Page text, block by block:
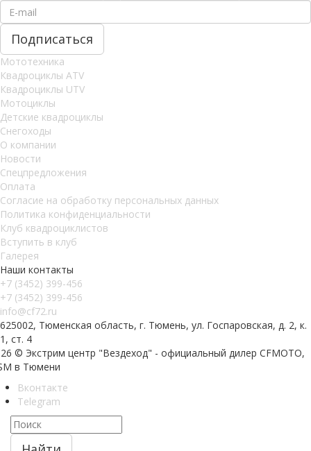
Мототехника
Квадроциклы ATV
Квадроциклы UTV
Мотоциклы
Детские квадроциклы
Снегоходы
О компании
Новости
Спецпредложения
Оплата
Согласие на обработку персональных данных
Политика конфиденциальности
Клуб квадроциклистов
Вступить в клуб
Галерея
Наши контакты
+7 (3452) 399-456
+7 (3452) 399-456
info@cf72.ru
625002, Тюменская область, г. Тюмень, ул. Госпаровская, д. 2, к.
1, ст. 4
© Экстрим центр "Вездеход" - официальный дилер CFMOTO,
в Тюмени
Вконтакте
Telegram